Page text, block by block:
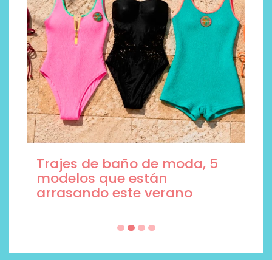
Trajes de baño de moda, 5
modelos que están
arrasando este verano